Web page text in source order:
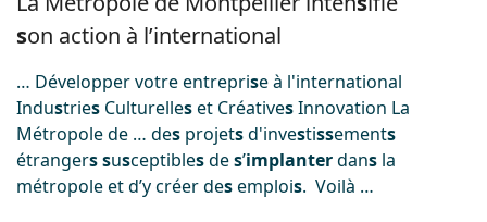
son action à l’international
… Développer votre entreprise à l'international
Industries Culturelleset CréativesInnovation La
Métropole de … des projetsd'investissements
étrangerssusceptiblesdes’implanterdans la
métropole et d’y créer desemplois. Voilà …